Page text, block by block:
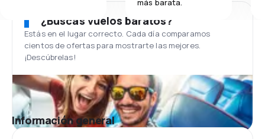
más barata.
¿Buscas vuelos baratos?
Estás en el lugar correcto. Cada día comparamos
cientos de ofertas para mostrarte las mejores.
¡Descúbrelas!
Información general